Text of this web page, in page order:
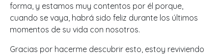
forma, y estamos muy contentos por él porque,
cuando se vaya, habrá sido feliz durante los últimos
momentos de su vida con nosotros.
Gracias por hacerme descubrir esto, estoy reviviendo